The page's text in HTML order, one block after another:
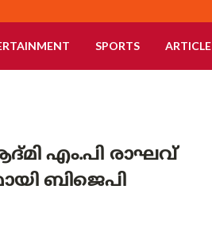
SPORTS ARTICLE
എം.പി രാഘവ്
ബിജെപി